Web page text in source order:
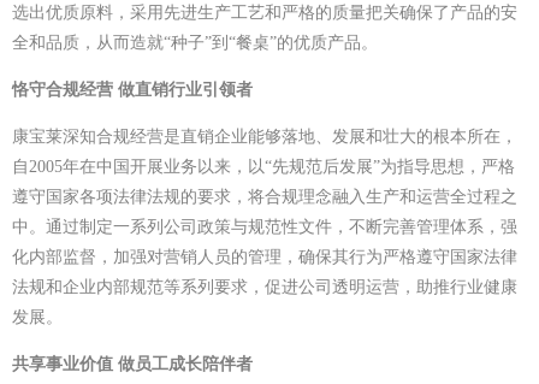
选出优质原料，采用先进生产工艺和严格的质量把关确保了产品的安
全和品质，从而造就“种子”到“餐桌”的优质产品。
恪守合规经营 做直销行业引领者
康宝莱深知合规经营是直销企业能够落地、发展和壮大的根本所在，
自2005年在中国开展业务以来，以“先规范后发展”为指导思想，严格
遵守国家各项法律法规的要求，将合规理念融入生产和运营全过程之
中。通过制定一系列公司政策与规范性文件，不断完善管理体系，强
化内部监督，加强对营销人员的管理，确保其行为严格遵守国家法律
法规和企业内部规范等系列要求，促进公司透明运营，助推行业健康
发展。
共享事业价值 做员工成长陪伴者